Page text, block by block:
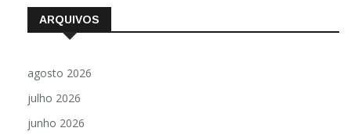
ARQUIVOS
agosto 2026
julho 2026
junho 2026